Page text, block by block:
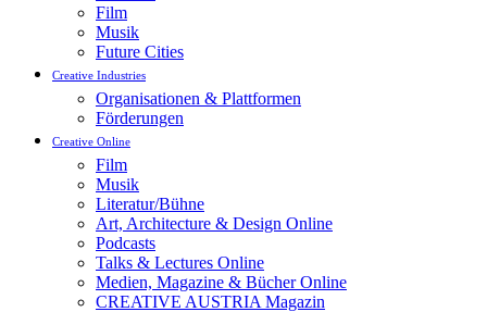
Film
Musik
Future Cities
Creative Industries
Organisationen & Plattformen
Förderungen
Creative Online
Film
Musik
Literatur/Bühne
Art, Architecture & Design Online
Podcasts
Talks & Lectures Online
Medien, Magazine & Bücher Online
CREATIVE AUSTRIA Magazin